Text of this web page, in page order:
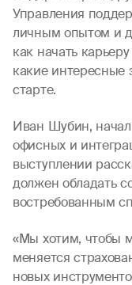
Управления
личным опытом и
как начать
какие
старте.
Иван Шубин,
офисных и
выступлении
должен обладать
востребованным
«Мы хотим, чтобы
меняется
новых